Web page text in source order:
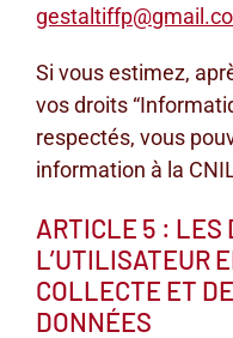
Si vous estimez,
vos droits
respectés, vous
information à la
ARTICLE 5 : LES
L’UTILISATEUR
COLLECTE ET
DONNÉES